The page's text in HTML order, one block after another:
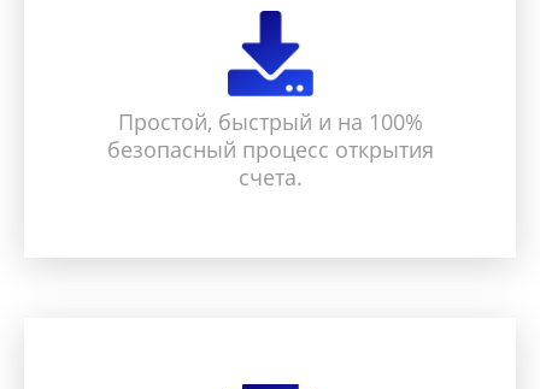
Простой, быстрый и на 100%
безопасный процесс открытия
счета.